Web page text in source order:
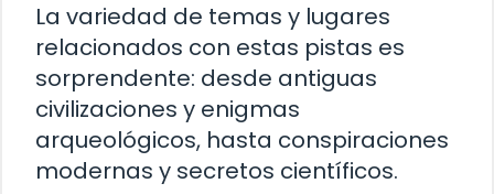
La variedad de temas y lugares
relacionados con estas pistas es
sorprendente: desde antiguas
civilizaciones y enigmas
arqueológicos, hasta conspiraciones
modernas y secretos científicos.